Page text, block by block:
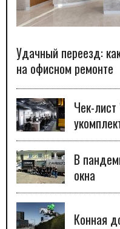
Удачный переезд:
на офисном ремонте
Чек-лист
В
окна
Конная